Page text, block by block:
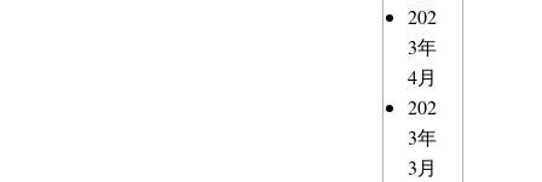
202
3年
4月
202
3年
3月